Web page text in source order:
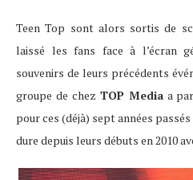
Teen Top sont alors sortis de
laissé les fans face à l’écran
souvenirs de leurs précédents
groupe de chez TOP Mediaa
pour ces (déjà) sept années
dure depuis leurs débuts en 2010